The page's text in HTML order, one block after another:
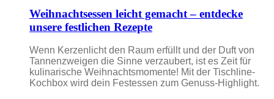
Weihnachtsessen leicht gemacht – entdecke
unsere festlichen Rezepte
Wenn Kerzenlicht den Raum erfüllt und der Duft von
Tannenzweigen die Sinne verzaubert, ist es Zeit für
kulinarische Weihnachtsmomente! Mit der Tischline-
Kochbox wird dein Festessen zum Genuss-Highlight.